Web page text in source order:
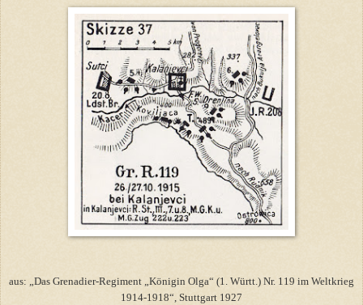
aus: „Das Grenadier-Regiment „Königin Olga“ (1. Württ.) Nr. 119 im Weltkrieg
1914-1918“, Stuttgart 1927